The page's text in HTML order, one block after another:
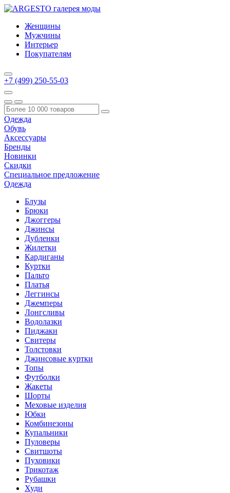
Женщины
Мужчины
Интерьер
Покупателям
+7 (499) 250-55-03
Одежда
Обувь
Аксессуары
Бренды
Новинки
Скидки
Специальное предложение
Одежда
Блузы
Брюки
Джоггеры
Джинсы
Дубленки
Жилетки
Кардиганы
Куртки
Пальто
Платья
Леггинсы
Джемперы
Лонгсливы
Водолазки
Пиджаки
Свитеры
Толстовки
Джинсовые куртки
Топы
Футболки
Жакеты
Шорты
Меховые изделия
Юбки
Комбинезоны
Купальники
Пуловеры
Свитшоты
Пуховики
Трикотаж
Рубашки
Худи